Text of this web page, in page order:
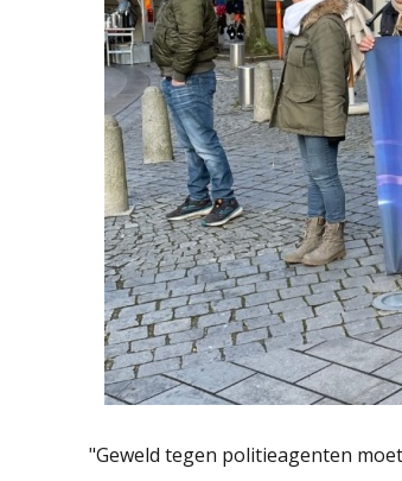
"Geweld tegen politieagenten